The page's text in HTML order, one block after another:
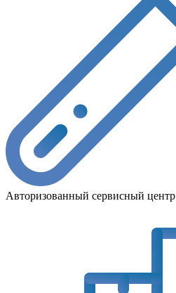
Авторизованный сервисный центр